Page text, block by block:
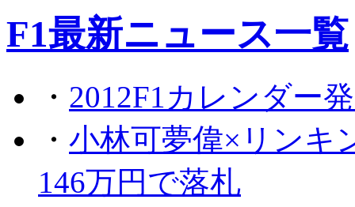
F1最新ニュース一覧
・ 2012F1カレンダー
・ 小林可夢偉×リンキ
146万円で落札